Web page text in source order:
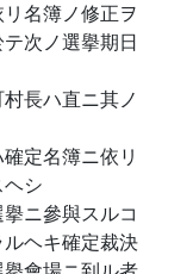
名簿ノ修正ヲ
次ノ選擧期日
長ハ直ニ其ノ
定名簿ニ依リ
シ
ニ參與スルコ
ヘキ確定裁決